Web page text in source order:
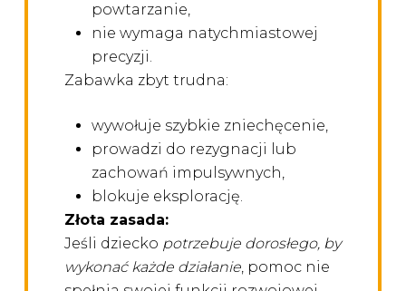
powtarzanie,
nie wymaga natychmiastowej
precyzji.
Zabawka zbyt trudna:
wywołuje szybkie zniechęcenie,
prowadzi do rezygnacji lub
zachowań impulsywnych,
blokuje eksplorację.
Złota zasada:
Jeśli dziecko potrzebuje dorosłego, by
wykonać każde działanie, pomoc nie